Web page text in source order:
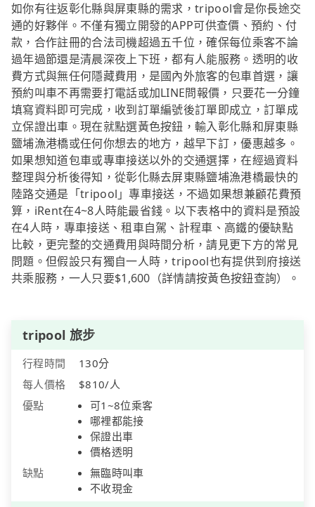
如你有往返彰化縣與屏東縣的需求，tripool會是你長途交
通的好夥伴。不僅有獨立開發的APP可供查價、預約、付
款，合作註冊的合法司機超過五千位，確保每位乘客不論
過年過節還是清晨深夜上下班，都有人能服務。透明的收
費方式與無任何隱藏費用，是國內外旅客的包車首選，讓
預約叫車不再需要打電話或加LINE問報價，只要花一分鐘
填寫資料即可完成，收到訂單編號後訂單即成立，訂單成
立保證出車。現在就點選黃色按鈕，輸入彰化縣和屏東縣
鹽埔漁港橋或任何你想去的地方，越早下訂，優惠越多。
如果想知道包車或專車接送以外的交通選擇，在經過資料
整理與分析後得知，從彰化縣去屏東縣鹽埔漁港橋最快的
陸路交通是「tripool」專車接送，不過如果想兼顧花費預
算，iRent在4~8人時能最省錢。以下表格中的資料是預設
在4人時，專車接送、租車自駕、計程車、高鐵的優缺點
比較，更完整的交通費用與時間分析，請見更下方的常見
問題。但假設只有獨自一人時，tripool也有提供到府接送
共乘服務，一人只要$1,600（詳情請按黃色按鈕查詢）。
tripool 旅步
行程時間
130分
每人價格
$810/人
優點
可1~8位乘客
哪裡都能接
保證出車
價格透明
缺點
無臨時叫車
不收現金